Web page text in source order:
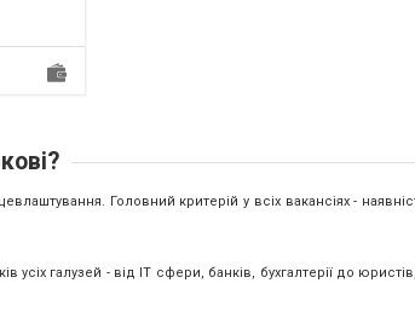
Головний критерій у всіх вакансіях -
галузей - від IT сфери, банків, бухгалтерії до